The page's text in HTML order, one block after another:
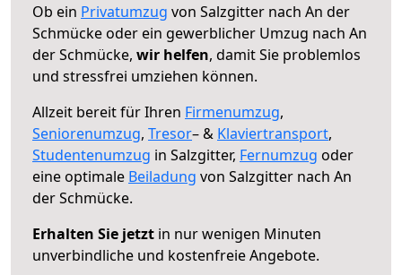
Ob ein Privatumzug von Salzgitter nach An der
Schmücke oder ein gewerblicher Umzug nach An
der Schmücke, wir helfen, damit Sie problemlos
und stressfrei umziehen können.
Allzeit bereit für Ihren Firmenumzug,
Seniorenumzug, Tresor– & Klaviertransport,
Studentenumzug in Salzgitter, Fernumzug oder
eine optimale Beiladung von Salzgitter nach An
der Schmücke.
Erhalten Sie jetzt in nur wenigen Minuten
unverbindliche und kostenfreie Angebote.